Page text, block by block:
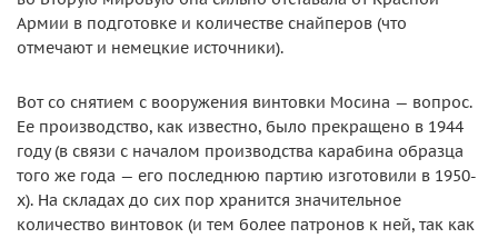
Армии в подготовке и количестве снайперов (что
отмечают и немецкие источники).
Вот со снятием с вооружения винтовки Мосина — вопрос.
Ее производство, как известно, было прекращено в 1944
году (в связи с началом производства карабина образца
того же года — его последнюю партию изготовили в 1950-
х). На складах до сих пор хранится значительное
количество винтовок (и тем более патронов к ней, так как